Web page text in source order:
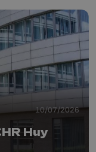
10/07/2026
Huy